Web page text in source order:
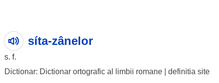
síta-zânelor
s. f.
Dictionar: Dictionar ortografic al limbii romane| definitia site